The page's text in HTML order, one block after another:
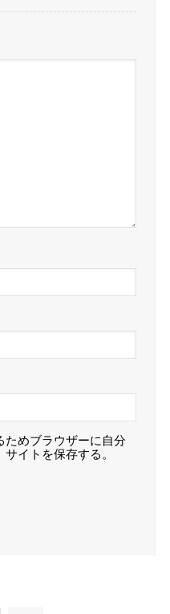
ためブラウザーに自分
イトを保存する。